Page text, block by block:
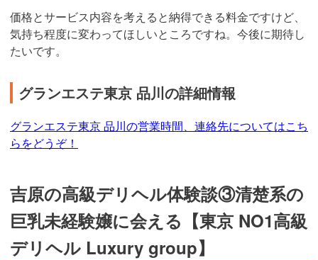
価格とサービス内容を考えると納得できる料金ですけど、
気持ち程度に変わってほしいところですね。今後に期待し
たいです。
グランエステ東京 品川の詳細情報
グランエステ東京 品川の営業時間、連絡先についてはこち
らをどうぞ！
吉原の高級デリヘル体験談③清楚系の
巨乳未経験嬢に会える【東京 NO1高級
デリヘル Luxury group】